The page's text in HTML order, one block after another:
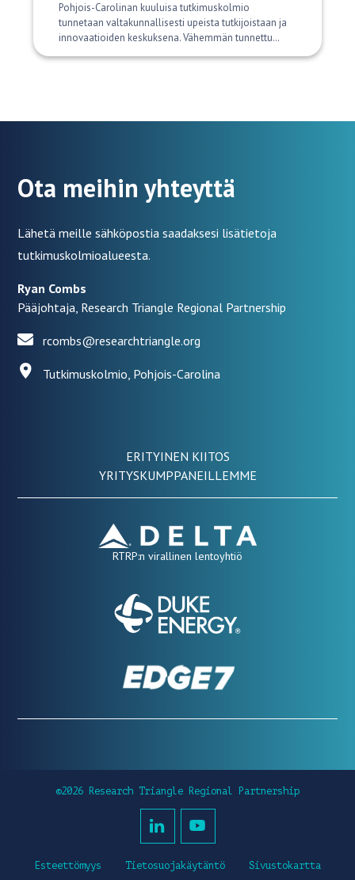
Pohjois-Carolinan kuuluisa tutkimuskolmio
tunnetaan valtakunnallisesti upeista tutkijoistaan ja
innovaatioiden keskuksena. Vähemmän tunnettu…
Ota meihin yhteyttä
Lähetä meille sähköpostia saadaksesi lisätietoja
tutkimuskolmioalueesta.
Ryan Combs
Pääjohtaja, Research Triangle Regional Partnership
rcombs@researchtriangle.org
Tutkimuskolmio, Pohjois-Carolina
ERITYINEN KIITOS
YRITYSKUMPPANEILLEMME
RTRP:n virallinen lentoyhtiö
©2026 Research Triangle Regional Partnership
Esteettömyys Tietosuojakäytäntö Sivustokartta